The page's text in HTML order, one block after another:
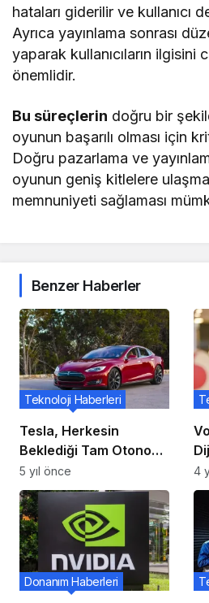
hataları giderilir ve kullanıcı
Ayrıca yayınlama sonrası
yaparak kullanıcıların ilgisini
önemlidir.
Bu süreçlerin doğru bir
oyunun başarılı olması için
Doğru pazarlama ve
oyunun geniş kitlelere
memnuniyeti sağlaması
Benzer Haberler
Tesla, Herkesin
Beklediği Tam Otonom
Sürüş Özelliğinin Beta
Sürümünü Yayınladı:
İşte İlk Deneyimler
Teknoloji Haberleri
5 yıl önce 4
Donanım Haberleri